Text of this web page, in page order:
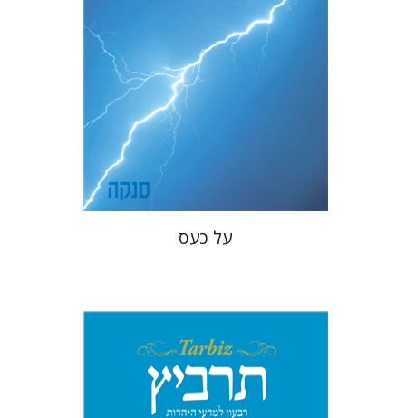
מחיר השקה
על כעס
מיכאל סיגל יהונתן גארב